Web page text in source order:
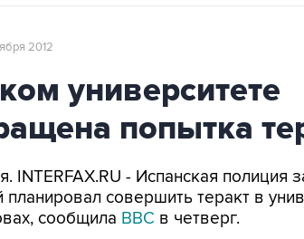
2012
университете
попытка
INTERFAX.RU - Испанская полиция
совершить теракт в
сообщила BBC в четверг.